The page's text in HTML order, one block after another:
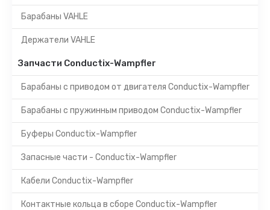
Барабаны VAHLE
Держатели VAHLE
Запчасти Conductix-Wampfler
Барабаны с приводом от двигателя Conductix-Wampfler
Барабаны с пружинным приводом Conductix-Wampfler
Буферы Conductix-Wampfler
Запасные части - Conductix-Wampfler
Кабели Conductix-Wampfler
Контактные кольца в сборе Conductix-Wampfler